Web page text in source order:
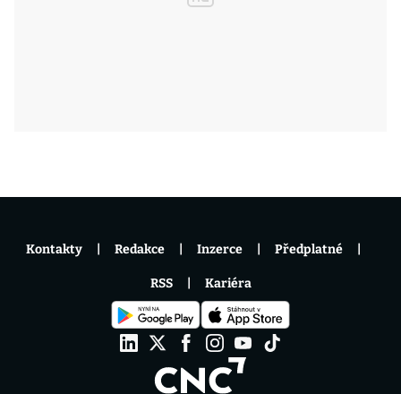
Kontakty Redakce Inzerce Předplatné
RSS Kariéra